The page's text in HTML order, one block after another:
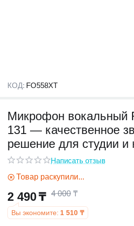
КОД: FO558XT
Микрофон вокальный
131 — качественное
решение для студии и
Написать отзыв
Товар раскупили...
2 490₸ 4 000 ₸
Вы экономите: 1 510 ₸